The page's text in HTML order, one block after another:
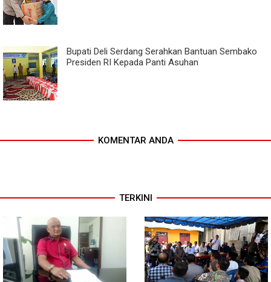
Bupati Deli Serdang Serahkan Bantuan Sembako
Presiden RI Kepada Panti Asuhan
KOMENTAR ANDA
TERKINI